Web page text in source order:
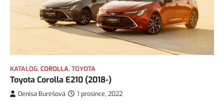
KATALOG, COROLLA, TOYOTA
Toyota Corolla E210 (2018-)
Denisa Burešová
1 prosince, 2022